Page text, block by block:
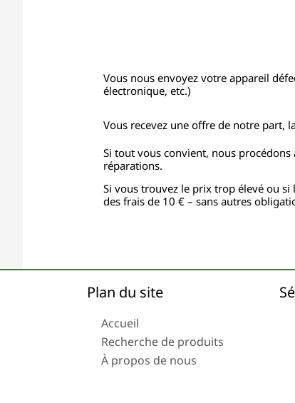
Vous nous envoyez votre appareil
électronique, etc.)
Vous recevez une offre de notre part,
Si tout vous convient, nous
réparations.
Si vous trouvez le prix trop élevé ou
des frais de 10 € – sans autres
Plan du site
Accueil
Recherche de produits
À propos de nous